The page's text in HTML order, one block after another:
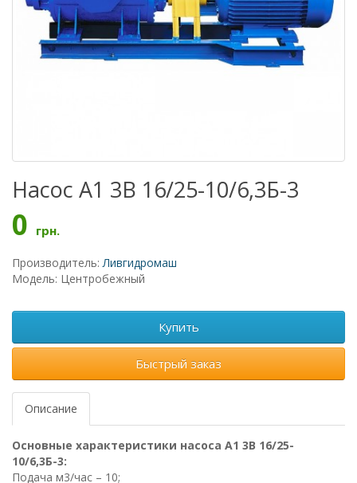
Насос А1 3В 16/25-10/6,3Б-3
0 грн.
Производитель:Ливгидромаш
Модель: Центробежный
Купить
Быстрый заказ
Описание
Основные характеристики насоса А1 3В 16/25-
10/6,3Б-3:
Подача м3/час – 10;